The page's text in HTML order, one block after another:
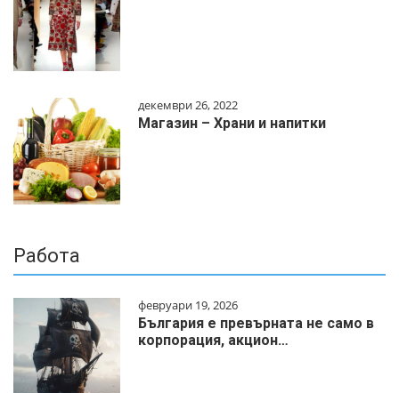
декември 26, 2022
Магазин – Храни и напитки
Работа
февруари 19, 2026
България е превърната не само в
корпорация, акцион…